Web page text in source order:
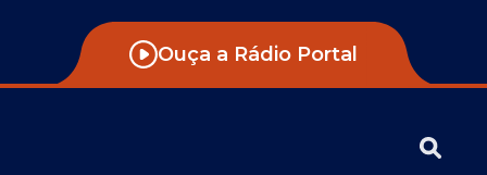
Ouça a Rádio Portal